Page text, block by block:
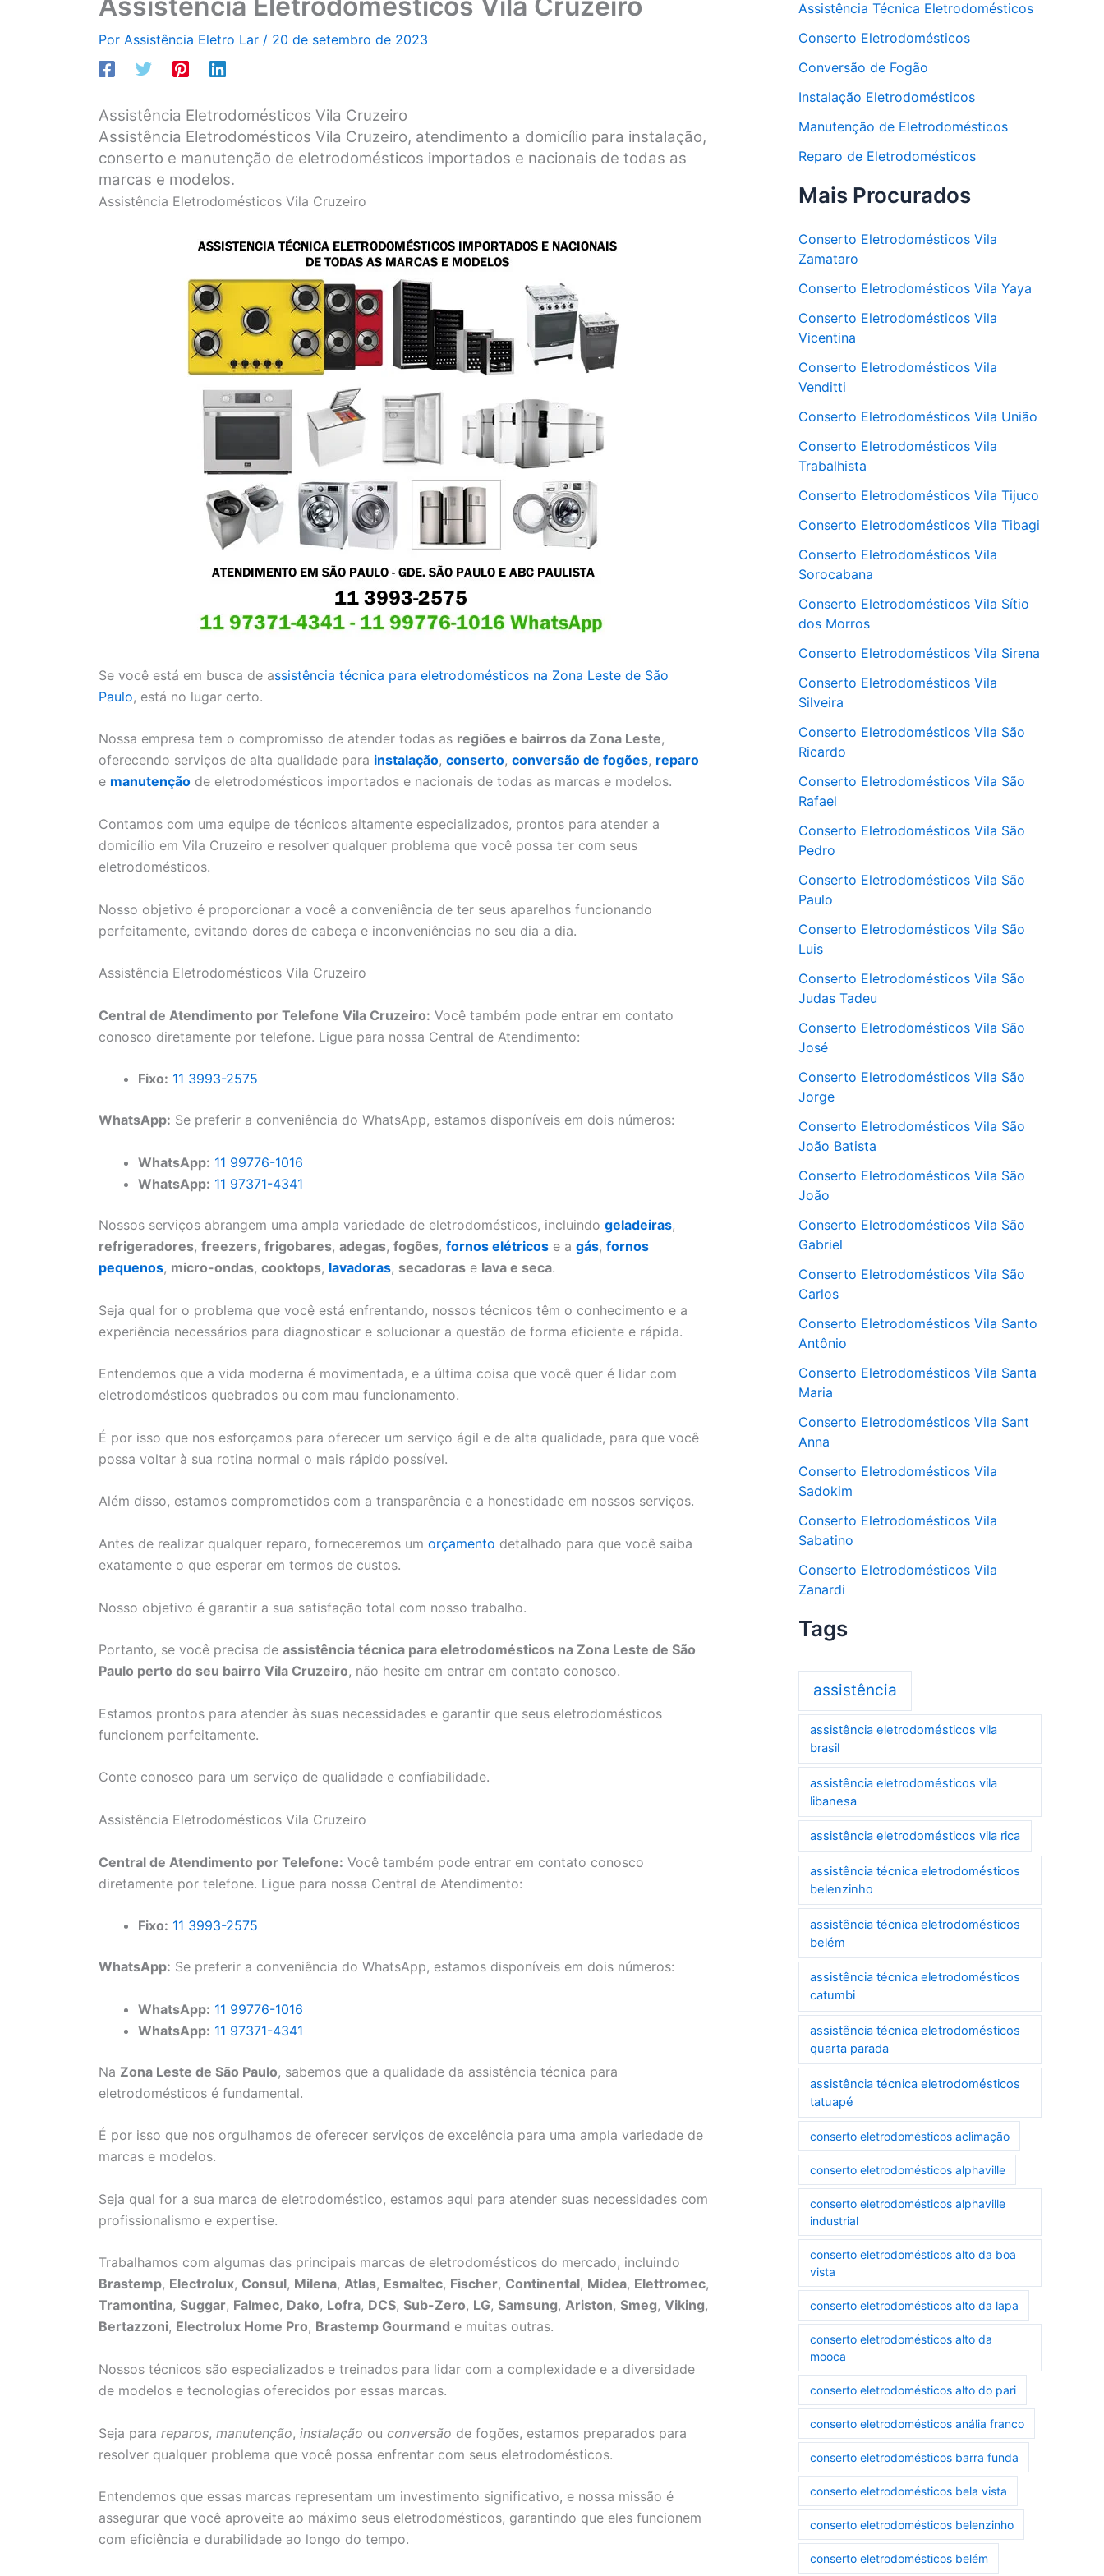
Por Assistência Eletro Lar / 20 de setembro de 2023
Assistência Eletrodomésticos Vila Cruzeiro
Assistência Eletrodomésticos Vila Cruzeiro, atendimento a domicílio para instalação,
conserto e manutenção de eletrodomésticos importados e nacionais de todas as
marcas e modelos.
Assistência Eletrodomésticos Vila Cruzeiro
Se você está em busca de assistência técnica para eletrodomésticos na Zona Leste de São
Paulo, está no lugar certo.
Nossa empresa tem o compromisso de atender todas as regiões e bairros da Zona Leste,
oferecendo serviços de alta qualidade para instalação, conserto, conversão de fogões, reparo
e manutenção de eletrodomésticos importados e nacionais de todas as marcas e modelos.
Contamos com uma equipe de técnicos altamente especializados, prontos para atender a
domicílio em Vila Cruzeiro e resolver qualquer problema que você possa ter com seus
eletrodomésticos.
Nosso objetivo é proporcionar a você a conveniência de ter seus aparelhos funcionando
perfeitamente, evitando dores de cabeça e inconveniências no seu dia a dia.
Assistência Eletrodomésticos Vila Cruzeiro
Central de Atendimento por Telefone Vila Cruzeiro: Você também pode entrar em contato
conosco diretamente por telefone. Ligue para nossa Central de Atendimento:
Fixo: 11 3993-2575
WhatsApp: Se preferir a conveniência do WhatsApp, estamos disponíveis em dois números:
WhatsApp: 11 99776-1016
WhatsApp: 11 97371-4341
Nossos serviços abrangem uma ampla variedade de eletrodomésticos, incluindo geladeiras,
refrigeradores, freezers, frigobares, adegas, fogões, fornos elétricos e a gás, fornos
pequenos, micro-ondas, cooktops, lavadoras, secadoras e lava e seca.
Seja qual for o problema que você está enfrentando, nossos técnicos têm o conhecimento e a
experiência necessários para diagnosticar e solucionar a questão de forma eficiente e rápida.
Entendemos que a vida moderna é movimentada, e a última coisa que você quer é lidar com
eletrodomésticos quebrados ou com mau funcionamento.
É por isso que nos esforçamos para oferecer um serviço ágil e de alta qualidade, para que você
possa voltar à sua rotina normal o mais rápido possível.
Além disso, estamos comprometidos com a transparência e a honestidade em nossos serviços.
Antes de realizar qualquer reparo, forneceremos um orçamento detalhado para que você saiba
exatamente o que esperar em termos de custos.
Nosso objetivo é garantir a sua satisfação total com nosso trabalho.
Portanto, se você precisa de assistência técnica para eletrodomésticos na Zona Leste de São
Paulo perto do seu bairro Vila Cruzeiro, não hesite em entrar em contato conosco.
Estamos prontos para atender às suas necessidades e garantir que seus eletrodomésticos
funcionem perfeitamente.
Conte conosco para um serviço de qualidade e confiabilidade.
Assistência Eletrodomésticos Vila Cruzeiro
Central de Atendimento por Telefone: Você também pode entrar em contato conosco
diretamente por telefone. Ligue para nossa Central de Atendimento:
Fixo: 11 3993-2575
WhatsApp: Se preferir a conveniência do WhatsApp, estamos disponíveis em dois números:
WhatsApp: 11 99776-1016
WhatsApp: 11 97371-4341
Na Zona Leste de São Paulo, sabemos que a qualidade da assistência técnica para
eletrodomésticos é fundamental.
É por isso que nos orgulhamos de oferecer serviços de excelência para uma ampla variedade de
marcas e modelos.
Seja qual for a sua marca de eletrodoméstico, estamos aqui para atender suas necessidades com
profissionalismo e expertise.
Trabalhamos com algumas das principais marcas de eletrodomésticos do mercado, incluindo
Brastemp, Electrolux, Consul, Milena, Atlas, Esmaltec, Fischer, Continental, Midea, Elettromec,
Tramontina, Suggar, Falmec, Dako, Lofra, DCS, Sub-Zero, LG, Samsung, Ariston, Smeg, Viking,
Bertazzoni, Electrolux Home Pro, Brastemp Gourmand e muitas outras.
Nossos técnicos são especializados e treinados para lidar com a complexidade e a diversidade
de modelos e tecnologias oferecidos por essas marcas.
Seja para reparos, manutenção, instalação ou conversão de fogões, estamos preparados para
resolver qualquer problema que você possa enfrentar com seus eletrodomésticos.
Entendemos que essas marcas representam um investimento significativo, e nossa missão é
assegurar que você aproveite ao máximo seus eletrodomésticos, garantindo que eles funcionem
com eficiência e durabilidade ao longo do tempo.
Assistência Técnica Eletrodomésticos
Conserto Eletrodomésticos
Conversão de Fogão
Instalação Eletrodomésticos
Manutenção de Eletrodomésticos
Reparo de Eletrodomésticos
Mais Procurados
Conserto Eletrodomésticos Vila
Zamataro
Conserto Eletrodomésticos Vila Yaya
Conserto Eletrodomésticos Vila
Vicentina
Conserto Eletrodomésticos Vila
Venditti
Conserto Eletrodomésticos Vila União
Conserto Eletrodomésticos Vila
Trabalhista
Conserto Eletrodomésticos Vila Tijuco
Conserto Eletrodomésticos Vila Tibagi
Conserto Eletrodomésticos Vila
Sorocabana
Conserto Eletrodomésticos Vila Sítio
dos Morros
Conserto Eletrodomésticos Vila Sirena
Conserto Eletrodomésticos Vila
Silveira
Conserto Eletrodomésticos Vila São
Ricardo
Conserto Eletrodomésticos Vila São
Rafael
Conserto Eletrodomésticos Vila São
Pedro
Conserto Eletrodomésticos Vila São
Paulo
Conserto Eletrodomésticos Vila São
Luis
Conserto Eletrodomésticos Vila São
Judas Tadeu
Conserto Eletrodomésticos Vila São
José
Conserto Eletrodomésticos Vila São
Jorge
Conserto Eletrodomésticos Vila São
João Batista
Conserto Eletrodomésticos Vila São
João
Conserto Eletrodomésticos Vila São
Gabriel
Conserto Eletrodomésticos Vila São
Carlos
Conserto Eletrodomésticos Vila Santo
Antônio
Conserto Eletrodomésticos Vila Santa
Maria
Conserto Eletrodomésticos Vila Sant
Anna
Conserto Eletrodomésticos Vila
Sadokim
Conserto Eletrodomésticos Vila
Sabatino
Conserto Eletrodomésticos Vila
Zanardi
Tags
assistência
assistência eletrodomésticos vila
brasil
assistência eletrodomésticos vila
libanesa
assistência eletrodomésticos vila rica
assistência técnica eletrodomésticos
belenzinho
assistência técnica eletrodomésticos
belém
assistência técnica eletrodomésticos
catumbi
assistência técnica eletrodomésticos
quarta parada
assistência técnica eletrodomésticos
tatuapé
conserto eletrodomésticos aclimação
conserto eletrodomésticos alphaville
conserto eletrodomésticos alphaville
industrial
conserto eletrodomésticos alto da boa
vista
conserto eletrodomésticos alto da lapa
conserto eletrodomésticos alto da
mooca
conserto eletrodomésticos alto do pari
conserto eletrodomésticos anália franco
conserto eletrodomésticos barra funda
conserto eletrodomésticos bela vista
conserto eletrodomésticos belenzinho
conserto eletrodomésticos belém